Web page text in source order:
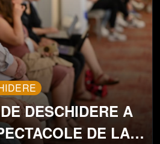
DESCHIDERE A
DE LA